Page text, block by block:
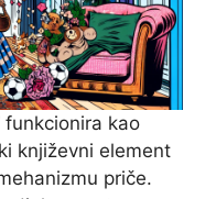
funkcionira kao
književni element
priče.